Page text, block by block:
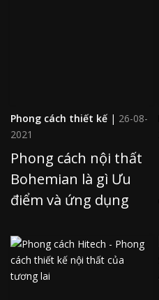
Phong cách thiết kế | 26-08-
2021
Phong cách nội thất
Bohemian là gì Ưu
điểm và ứng dụng